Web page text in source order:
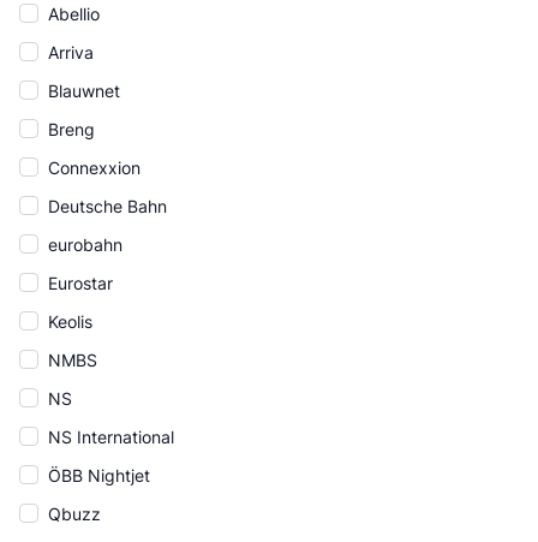
Abellio
Arriva
Blauwnet
Breng
Connexxion
Deutsche Bahn
eurobahn
Eurostar
Keolis
NMBS
NS
NS International
ÖBB Nightjet
Qbuzz